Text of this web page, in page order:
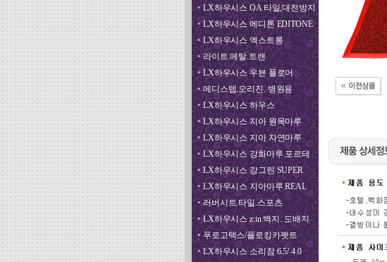
• LX하우시스 OA 타일,대전방지
• LX하우시스 에디톤 EDITONE
• LX하우시스 엑스트롱
• 라이트.메탈.트랜
• LX하우시스 우븐 플로어
• 메디스텝.오리진. 병원용
• LX하우시스 하우스
• LX하우시스 지아 원목마루
• LX하우시스 지아 자연마루
• LX하우시스 강화마루.포르테
• LX하우시스 강그린 SUPER
• LX하우시스 지아마루 REAL
• 러버시트.타일.스포츠
• LX하우시스 z:in 벽지. 도배지
• 푸로고텍스/플로킹카펫트
• LX하우시스 소리잠 6.5/ 4.0